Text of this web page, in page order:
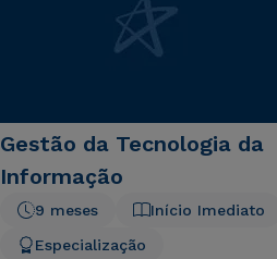
Gestão da Tecnologia da
Informação
Início Imediato
9 meses
Especialização